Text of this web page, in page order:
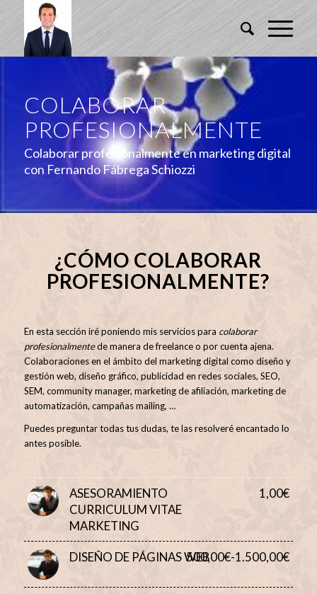
COLABORAR
PROFESIONALMENTE
Colaborar profesionalmente en marketing digital
con Fernando Fábrega Schiozzi
¿CÓMO COLABORAR
PROFESIONALMENTE?
En esta sección iré poniendo mis servicios para colaborar
profesionalmentede manera de freelance o por cuenta ajena.
Colaboraciones en el ámbito del marketing digital como diseño y
gestión web, diseño gráfico, publicidad en redes sociales, SEO,
SEM, community manager, marketing de afiliación, marketing de
automatización, campañas mailing, …
Puedes preguntar todas tus dudas, te las resolveré encantado lo
antes posible.
ASESORAMIENTO
CURRICULUM VITAE
MARKETING
1,00€
DISEÑO DE PÁGINAS WEB
500,00€-1.500,00€